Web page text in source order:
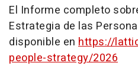
El Informe completo
Estrategia de las
disponible en https://
people-strategy/2026